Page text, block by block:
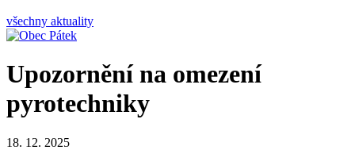
všechny aktuality
Upozornění na omezení
pyrotechniky
18. 12. 2025